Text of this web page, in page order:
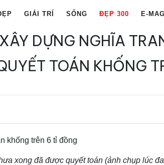
GIẢI TRÍ SỐNG ĐẸP 300 E-
DỰNG NGHĨA
TOÁN KHỐNG
xong đã được quyết toán (ảnh chụp lúc